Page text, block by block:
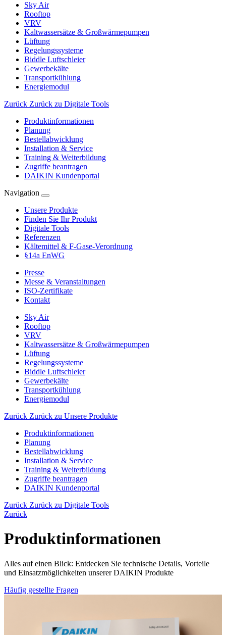
Sky Air
Rooftop
VRV
Kaltwassersätze & Großwärmepumpen
Lüftung
Regelungssysteme
Biddle Luftschleier
Gewerbekälte
Transportkühlung
Energiemodul
Zurück Zurück zu Digitale Tools
Produktinformationen
Planung
Bestellabwicklung
Installation & Service
Training & Weiterbildung
Zugriffe beantragen
DAIKIN Kundenportal
Navigation
Unsere Produkte
Finden Sie Ihr Produkt
Digitale Tools
Referenzen
Kältemittel & F-Gase-Verordnung
§14a EnWG
Presse
Messe & Veranstaltungen
ISO-Zertifikate
Kontakt
Sky Air
Rooftop
VRV
Kaltwassersätze & Großwärmepumpen
Lüftung
Regelungssysteme
Biddle Luftschleier
Gewerbekälte
Transportkühlung
Energiemodul
Zurück Zurück zu Unsere Produkte
Produktinformationen
Planung
Bestellabwicklung
Installation & Service
Training & Weiterbildung
Zugriffe beantragen
DAIKIN Kundenportal
Zurück Zurück zu Digitale Tools
Zurück
Produktinformationen
Alles auf einen Blick: Entdecken Sie technische Details, Vorteile
und Einsatzmöglichkeiten unserer DAIKIN Produkte
Häufig gestellte Fragen